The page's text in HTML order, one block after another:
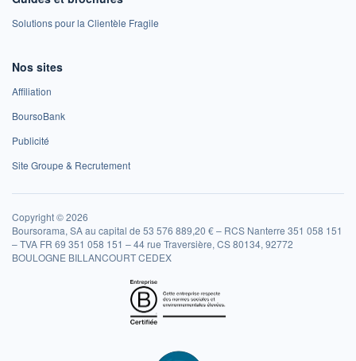
Solutions pour la Clientèle Fragile
Nos sites
Affiliation
BoursoBank
Publicité
Site Groupe & Recrutement
Copyright © 2026
Boursorama, SA au capital de 53 576 889,20 € – RCS Nanterre 351 058 151
– TVA FR 69 351 058 151 – 44 rue Traversière, CS 80134, 92772
BOULOGNE BILLANCOURT CEDEX